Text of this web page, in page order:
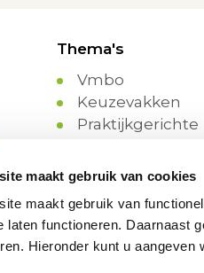
maakt gebruik van cookies
maakt gebruik van
laten functioneren. Daarnaast
Hieronder kunt u
Thema's
Vmbo
Keuzevakken
Praktijkgerichte
Samen opleiden
Leer-
Bevoegdheden
Wat moet en